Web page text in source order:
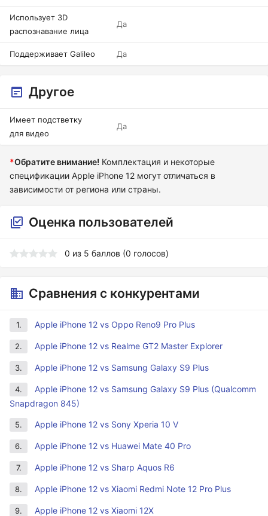
Использует 3D
распознавание лица
Да
Поддерживает Galileo Да
Другое
Имеет подстветку
для видео
Да
*Обратите внимание! Комплектация и некоторые
спецификации Apple iPhone 12 могут отличаться в
зависимости от региона или страны.
Оценка пользователей
0 из 5 баллов (0 голосов)
Сравнения с конкурентами
1. Apple iPhone 12 vs Oppo Reno9 Pro Plus
2. Apple iPhone 12 vs Realme GT2 Master Explorer
3. Apple iPhone 12 vs Samsung Galaxy S9 Plus
4.
Apple iPhone 12 vs Samsung Galaxy S9 Plus (Qualcomm
Snapdragon 845)
5. Apple iPhone 12 vs Sony Xperia 10 V
6. Apple iPhone 12 vs Huawei Mate 40 Pro
7. Apple iPhone 12 vs Sharp Aquos R6
8. Apple iPhone 12 vs Xiaomi Redmi Note 12 Pro Plus
9. Apple iPhone 12 vs Xiaomi 12X